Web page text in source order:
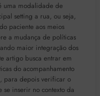
uma modalidade de
setting a rua, ou seja,
paciente aos meios
a mudança de políticas
maior integração dos
artigo busca entrar em
do acompanhamento
para depois verificar o
inserir no contexto da